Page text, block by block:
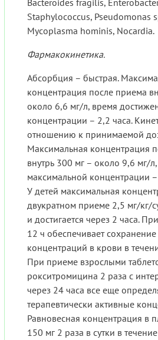
Bacteroides fragilis,
Staphylococcus, Pseudomonas
Mycoplasma hominis, Nocardia.
Фармакокинетика.
Абсорбция – быстрая.
концентрация после приема
около 6,6 мг/л, время
концентрации – 2,2 часа.
отношению к принимаемой
Максимальная концентрация
внутрь 300 мг – около 9,6 мг/
максимальной концентрации
У детей максимальная
двукратном приеме 2,5 мг/кг/
и достигается через 2 часа.
12 ч обеспечивает
концентраций в крови в
При приеме взрослыми
рокситромицина 2 раза с
через 24 часа все еще
терапевтически активные
Равновесная концентрация в
150 мг 2 раза в сутки в